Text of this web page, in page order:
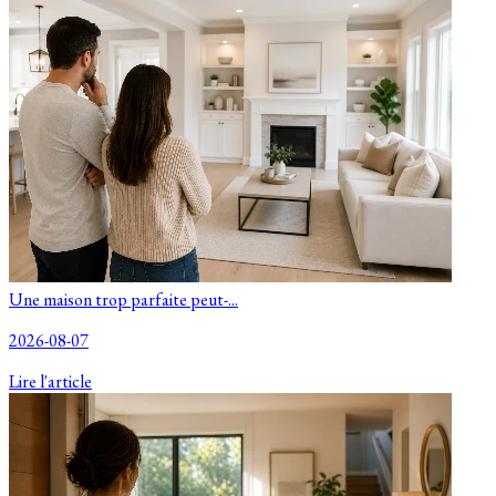
Une maison trop parfaite peut-...
2026-08-07
Lire l'article